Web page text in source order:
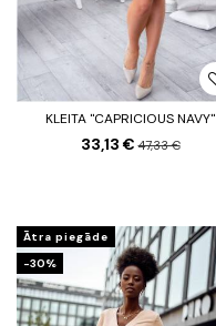
KLEITA "CAPRICIOUS NAVY"
33,13 €47,33 €
Ātra piegāde
-30%